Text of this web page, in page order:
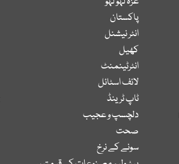
پاکستان
انٹر نیشنل
کھیل
انٹرٹینمنٹ
لائف اسٹائل
ٹاپ ٹرینڈ
دلچسپ و عجیب
صحت
سونے کے نرخ